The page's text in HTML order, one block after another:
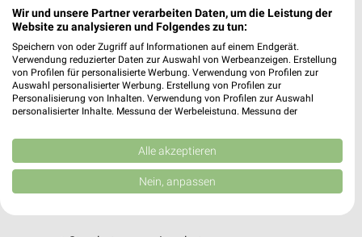
MEHR PROSPEKTE
weekli - Prospekte & Angebote App
Alle EDEKA Angebote immer griffbereit – mit der kostenlosen
Wir und unsere Partner verarbeiten Daten, um die Leistung der
Website zu analysieren und Folgendes zu tun:
Speichern von oder Zugriff auf Informationen auf einem Endgerät.
Verwendung reduzierter Daten zur Auswahl von Werbeanzeigen. Erstellung
von Profilen für personalisierte Werbung. Verwendung von Profilen zur
Auswahl personalisierter Werbung. Erstellung von Profilen zur
Personalisierung von Inhalten. Verwendung von Profilen zur Auswahl
personalisierter Inhalte. Messung der Werbeleistung. Messung der
Kombinationen von Daten aus verschiedenen Quellen. Entwicklung und
Verbesserung der Angebote. Verwendung reduzierter Daten zur Auswahl
von Inhalten.
Daten können außerhalb der Europäischen Union weitergegeben und in die
Website/App.
Alle akzeptieren
Nein, anpassen